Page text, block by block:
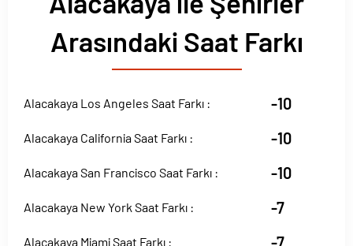
Arasındaki Saat Farkı
Alacakaya Los Angeles Saat Farkı : -10
Alacakaya California Saat Farkı : -10
Alacakaya San Francisco Saat Farkı : -10
Alacakaya New York Saat Farkı : -7
Alacakaya Miami Saat Farkı : -7